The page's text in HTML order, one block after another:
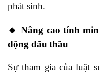
phát sinh.
🔹 Nâng cao tính
động đấu thầu
Sự tham gia của luật